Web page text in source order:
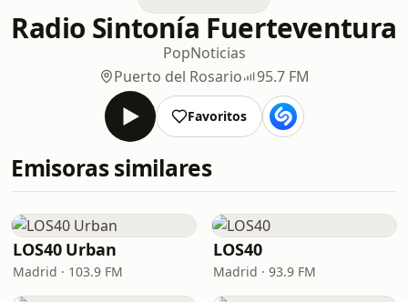
Radio Sintonía Fuerteventura
PopNoticias
Puerto del Rosario
95.7 FM
Favoritos
Emisoras similares
LOS40 Urban
Madrid · 103.9 FM
LOS40
Madrid · 93.9 FM